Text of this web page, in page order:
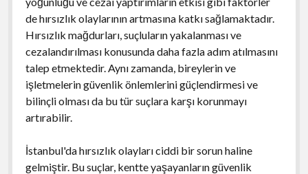
de hırsızlık olaylarının artmasına katkı sağlamaktadır.
Hırsızlık mağdurları, suçluların yakalanması ve
cezalandırılması konusunda daha fazla adım atılmasını
talep etmektedir. Aynı zamanda, bireylerin ve
işletmelerin güvenlik önlemlerini güçlendirmesi ve
bilinçli olması da bu tür suçlara karşı korunmayı
artırabilir.
İstanbul'da hırsızlık olayları ciddi bir sorun haline
gelmiştir. Bu suçlar, kentte yaşayanların güvenlik